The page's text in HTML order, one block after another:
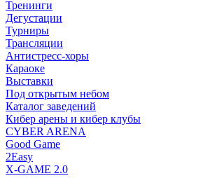
Тренинги
Дегустации
Турниры
Трансляции
Антистресс-хоры
Караоке
Выставки
Под открытым небом
Каталог заведений
Кибер арены и кибер клубы
CYBER ARENA
Good Game
2Easy
X-GAME 2.0